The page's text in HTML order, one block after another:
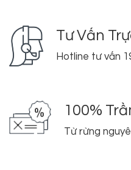
Tư Vấn
Hotline tư vấn
100%
Từ rừng